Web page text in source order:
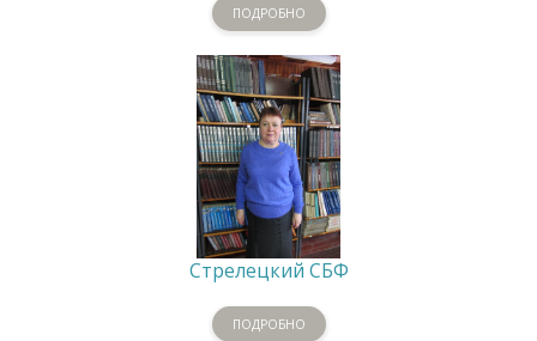
ПОДРОБНО
Стрелецкий СБФ
ПОДРОБНО